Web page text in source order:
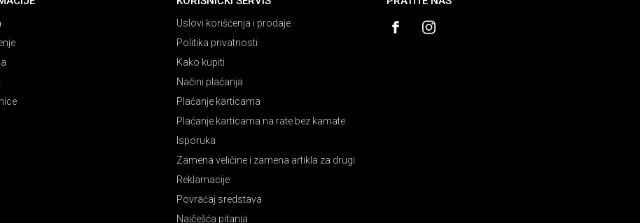
Uslovi korišćenja i prodaje
Politika privatnosti
Kako kupiti
Načini plaćanja
Plaćanje karticama
Plaćanje karticama na rate bez kamate
Isporuka
Zamena veličine i zamena artikla za drugi
Reklamacije
Povraćaj sredstava
Najčešća pitanja